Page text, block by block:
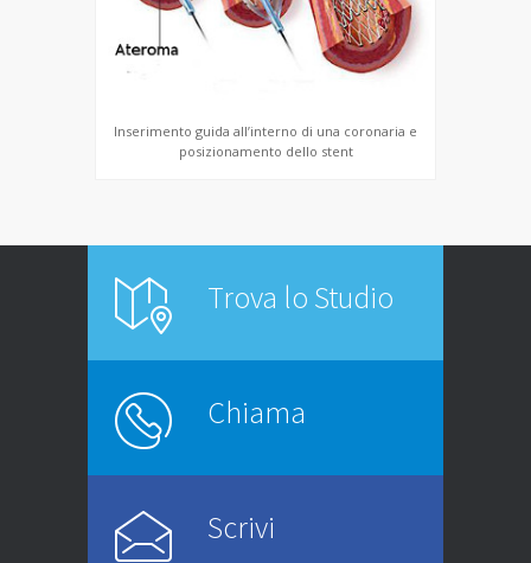
Inserimento guida all’interno di una coronaria e
posizionamento dello stent
Trova lo Studio
Chiama
Scrivi